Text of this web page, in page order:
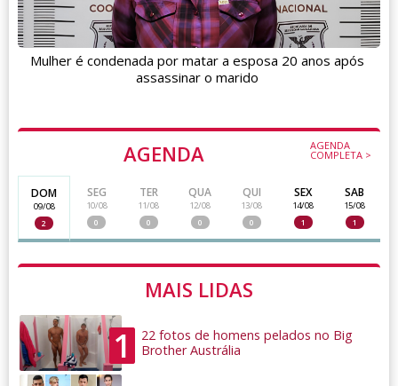
AGENDA AGENDA
COMPLETA >
DOM
09/08
2
SEG
10/08
0
TER
11/08
0
QUA
12/08
0
QUI
13/08
0
SEX
14/08
1
SAB
15/08
1
MAIS LIDAS
1
22 fotos de homens pelados no Big
Brother Austrália
Mulher é condenada por matar a esposa 20 anos após
assassinar o marido